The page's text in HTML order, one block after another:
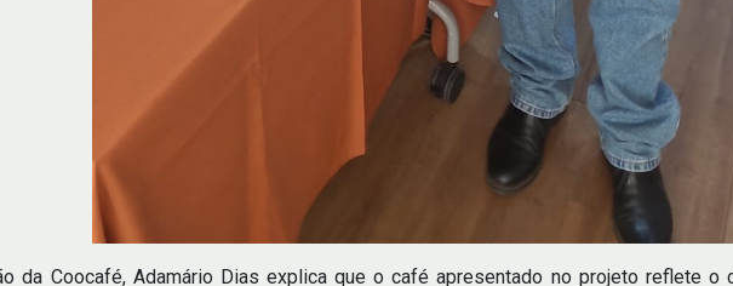
da Coocafé, Adamário Dias explica que o café apresentado no projeto reflete